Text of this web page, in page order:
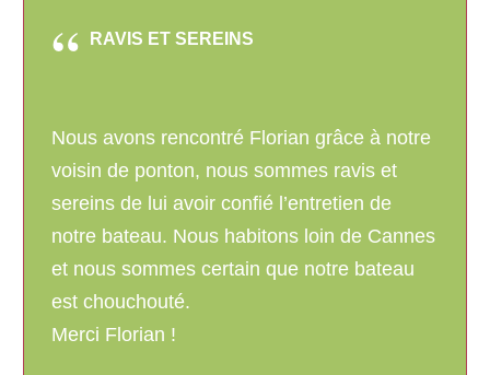
RAVIS ET SEREINS
Nous avons rencontré Florian grâce à notre
voisin de ponton, nous sommes ravis et
sereins de lui avoir confié l’entretien de
notre bateau. Nous habitons loin de Cannes
et nous sommes certain que notre bateau
est chouchouté.
Merci Florian !